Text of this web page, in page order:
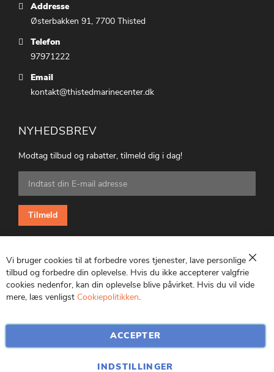
Addresse
Østerbakken 91, 7700 Thisted
Telefon
97971222
Email
kontakt@thistedmarinecenter.dk
NYHEDSBREV
Modtag tilbud og rabatter, tilmeld dig i dag!
Tilmeld
dig
vores
nyhedsbrev:
Tilmeld
CVR: 25847369
Luk
Vi bruger cookies til at forbedre vores tjenester, lave personlige
tilbud og forbedre din oplevelse. Hvis du ikke accepterer valgfrie
cookies nedenfor, kan din oplevelse blive påvirket. Hvis du vil vide
mere, læs venligst Cookiepolitikken.
ACCEPTER
INDSTILLINGER